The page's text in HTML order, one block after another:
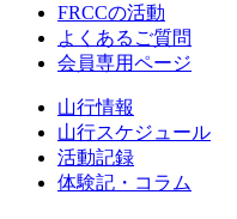
FRCCの活動
よくあるご質問
会員専用ページ
山行情報
山行スケジュール
活動記録
体験記・コラム